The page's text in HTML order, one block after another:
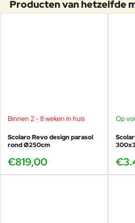
Producten van hetzelfde
Binnen 2 - 8 weken in huis
Scolaro Revo design parasol
rond Ø250cm
€819,00
Op